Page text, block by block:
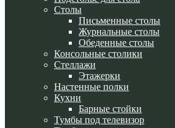
Cтолы
Письменные столы
Журнальные столы
Обеденные столы
Консольные столики
Стеллажи
Этажерки
Настенные полки
Кухни
Барные стойки
Тумбы под телевизор